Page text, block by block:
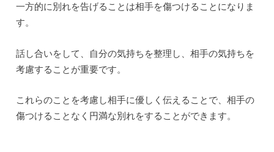
一方的に別れを告げることは相手を傷つけることになりま
す。
話し合いをして、自分の気持ちを整理し、相手の気持ちを
考慮することが重要です。
これらのことを考慮し相手に優しく伝えることで、相手の
傷つけることなく円満な別れをすることができます。